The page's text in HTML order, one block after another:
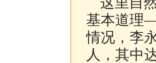
基本道理
情况，李
人，其中